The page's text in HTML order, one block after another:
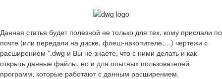
Данная статья будет полезной не только для тех, кому прислали по
почте (или передали на диске, флеш-накопителе,…) чертежи с
расширением *.dwg и Вы не знаете, что с ними делать и как
открыть данные файлы, но и для опытных пользователей
программ, которые работают с данным расширением.